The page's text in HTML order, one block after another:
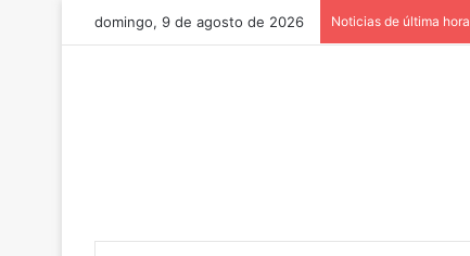
domingo, 9 de agosto de 2026 Noticias de última hora